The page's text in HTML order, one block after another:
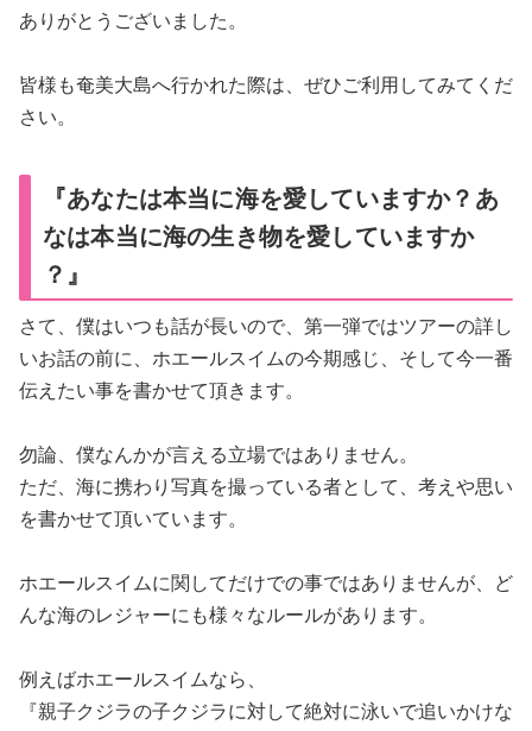
ありがとうございました。
皆様も奄美大島へ行かれた際は、ぜひご利用してみてくだ
さい。
『あなたは本当に海を愛していますか？あ
なは本当に海の生き物を愛していますか
？』
さて、僕はいつも話が長いので、第一弾ではツアーの詳し
いお話の前に、ホエールスイムの今期感じ、そして今一番
伝えたい事を書かせて頂きます。
勿論、僕なんかが言える立場ではありません。
ただ、海に携わり写真を撮っている者として、考えや思い
を書かせて頂いています。
ホエールスイムに関してだけでの事ではありませんが、ど
んな海のレジャーにも様々なルールがあります。
例えばホエールスイムなら、
『親子クジラの子クジラに対して絶対に泳いで追いかけな